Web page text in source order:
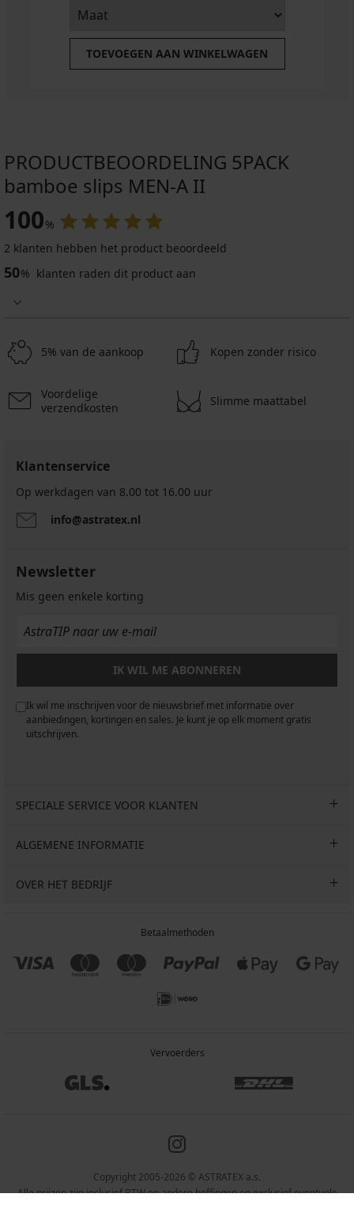
TOEVOEGEN AAN WINKELWAGEN
PRODUCTBEOORDELING 5PACK
bamboe slips MEN-A II
100%
2 klanten hebben het product beoordeeld
50% klanten raden dit product aan
5% van de aankoop Kopen zonder risico
Voordelige
verzendkosten
Slimme maattabel
Klantenservice
Op werkdagen van 8.00 tot 16.00 uur
info@astratex.nl
Newsletter
Mis geen enkele korting
IK WIL ME ABONNEREN
Ik wil me inschrijven voor de nieuwsbrief met informatie over
aanbiedingen, kortingen en sales. Je kunt je op elk moment gratis
uitschrijven.
SPECIALE SERVICE VOOR KLANTEN
ALGEMENE INFORMATIE
OVER HET BEDRIJF
Betaalmethoden
Vervoerders
Copyright 2005-2026 © ASTRATEX a.s.
Alle prijzen zijn inclusief BTW en andere heffingen en exclusief eventuele